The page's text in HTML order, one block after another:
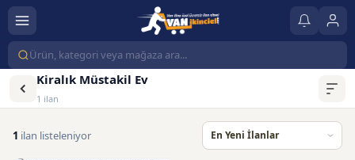
Kiralık Müstakil Ev
1 ilan
1 ilan listeleniyor